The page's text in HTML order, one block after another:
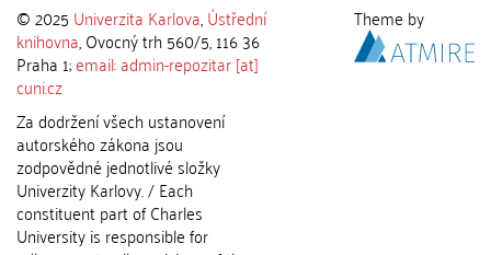
© 2025 Univerzita Karlova,Ústřední
knihovna, Ovocný trh 560/5, 116 36
Praha 1;email: admin-repozitar [at]
cuni.cz
Za dodržení všech ustanovení
autorského zákona jsou
zodpovědné jednotlivé složky
Univerzity Karlovy. / Each
constituent part of Charles
University is responsible for
Theme by